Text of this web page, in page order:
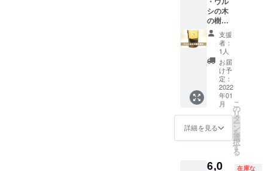
ができ
ます。
（※）
「漆の
木を植
える
箸」は
「縄文
うるし
パー
ク」の
主宰者
で漆作
家の加
藤那美
（うる
パー
ク」
は、ウ
ルシの
木の植
栽活動
だけで
はな
く、保
育園で
のお箸
づくり
体験会
や、高
校生や
漆研究
油がな
じみオ
レンジ
色の照
りが出
てくる
のを楽
しみな
がら、
育てる
ように
使って
けたら
嬉しい
ひとつ
ていま
すの
で、大
量生産
はでき
ませ
ん。無
塗装な
ので、
使うこ
とで
コー
油がな
じみオ
りが出
ルシ染
めをし
て、水
滲みを
抑える
ため
に、最
後に蜜
蝋仕上
げ。杢
目の出
方は1つ
1つ違い
ます。
ときに
り、ひ
植木
鉢。鉢
カバー
として
も。
（鉢の
み。植
物は付
きませ
ん。）
黄色い
色を楽
しんで
いただ
木をさ
m、ハ
ンカ
チ：
35×35c
m 作
り手
北野 留
美
（縄文
うるし
パー
ク メ
ン
バー）
（各
シの木
の樹皮
時計
（文字
入れ
可）
拓殖
大学 工
学部 デ
ザイン
科 の学
生が制
作した
作品
サイ
さ
支援
者：
1人
お届
け予
定：
2022
年01
月
詳細を見る
こ
の
リ
タ
ー
ン
を
選
択
す
る
6,0 在庫な